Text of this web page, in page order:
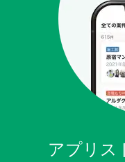
アプリス